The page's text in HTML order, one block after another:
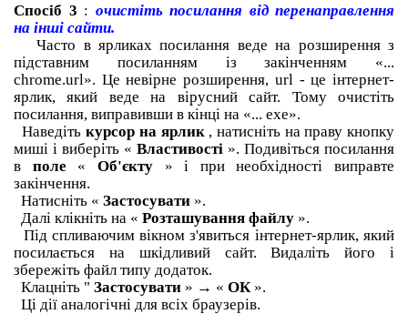
Спосіб 3 : очистіть посилання від перенаправлення
на інші сайти.
Часто в ярликах посилання веде на розширення з
підставним посиланням із закінченням «...
chrome.url». Це невірне розширення, url - це інтернет-
ярлик, який веде на вірусний сайт. Тому очистіть
посилання, виправивши в кінці на «... exe».
Наведітькурсор на ярлик , натисніть на праву кнопку
миші і виберіть « Властивості ». Подивіться посилання
в поле « Об'єкту » і при необхідності виправте
закінчення.
Натисніть « Застосувати ».
Далі клікніть на « Розташування файлу ».
Під спливаючим вікном з'явиться інтернет-ярлик, який
посилається на шкідливий сайт.Видаліть його і
збережіть файл типу додаток.
Клацніть " Застосувати » → « ОК ».
Ці дії аналогічні для всіх браузерів.